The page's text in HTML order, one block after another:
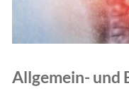
Allgemein- und